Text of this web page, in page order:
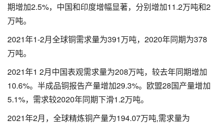
期增加2.5%，中国和印度增幅显著，分别增加11.2万吨和2
万吨。
2021年1-2月全球铜需求量为391万吨，2020年同期为378
万吨。
2021年1 2月中国表观需求量为208万吨，较去年同期增加
10.6%。半成品铜报告产量增加29.3%。欧盟28国产量增加
5.1%，需求较2020年同期下滑1.2万吨。
2021年2月，全球精炼铜产量为194.07万吨,需求量为